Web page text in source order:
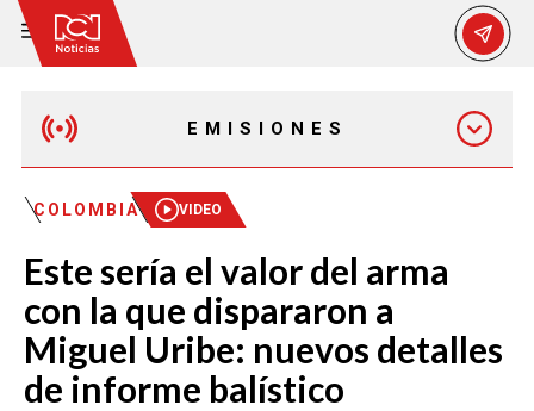
EMISIONES
EMISIÓN 12:30 PM
EMISIÓN 7:00 PM
COLOMBIA VIDEO
Este sería el valor del arma
con la que dispararon a
Miguel Uribe: nuevos detalles
de informe balístico